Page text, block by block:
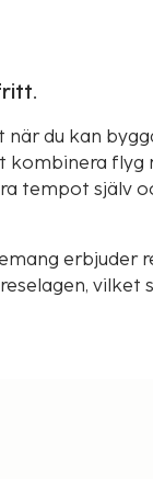
du kan
flyg
tempot själv
erbjuder